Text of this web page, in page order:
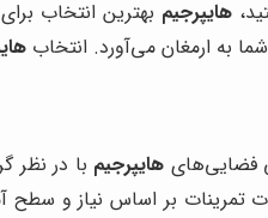
هایپرجیم بهترین انتخاب
به ارمغان می‌آورد. انتخاب
فضایی‌های هایپرجیم با در نظر
تمرینات بر اساس نیاز و سطح